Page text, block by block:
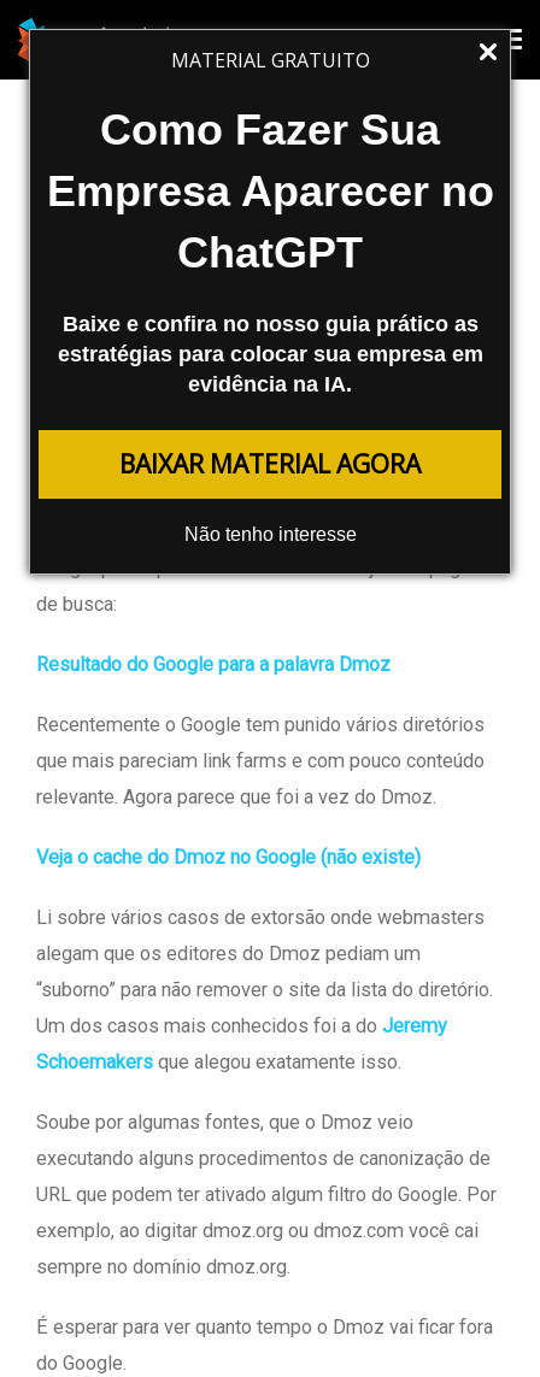
MATERIAL GRATUITO
Como Fazer Sua
Empresa Aparecer no
ChatGPT
Baixe e confira no nosso guia prático as
estratégias para colocar sua empresa em
evidência na IA.
BAIXAR MATERIAL AGORA
Não tenho interesse
SEO
web, o Dmoz, não está aparecendo mais
nas buscas do Google para a palavra chave
“dmoz”. Veja...
Fábio Ricotta
24/09/2007
Um dos maiores, senão o maior, diretório da web, o
Dmoz, não está aparecendo mais nas buscas do
Google para a palavra chave “dmoz”. Veja só a página
de busca:
Resultado do Google para a palavra Dmoz
Recentemente o Google tem punido vários diretórios
que mais pareciam link farms e com pouco conteúdo
relevante. Agora parece que foi a vez do Dmoz.
Veja o cache do Dmoz no Google (não existe)
Li sobre vários casos de extorsão onde webmasters
alegam que os editores do Dmoz pediam um
“suborno” para não remover o site da lista do diretório.
Um dos casos mais conhecidos foi a do Jeremy
Schoemakers que alegou exatamente isso.
Soube por algumas fontes, que o Dmoz veio
executando alguns procedimentos de canonização de
URL que podem ter ativado algum filtro do Google. Por
exemplo, ao digitar dmoz.org ou dmoz.com você cai
sempre no domínio dmoz.org.
É esperar para ver quanto tempo o Dmoz vai ficar fora
do Google.